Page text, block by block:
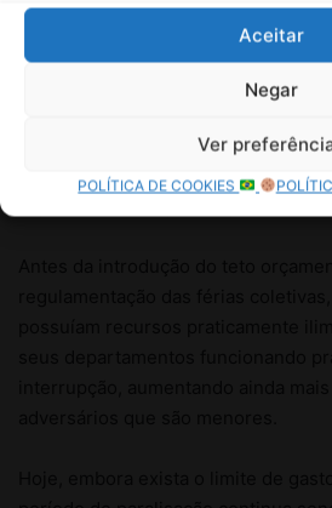
Aceitar
Negar
Ver
POLÍTICA DE COOKIES